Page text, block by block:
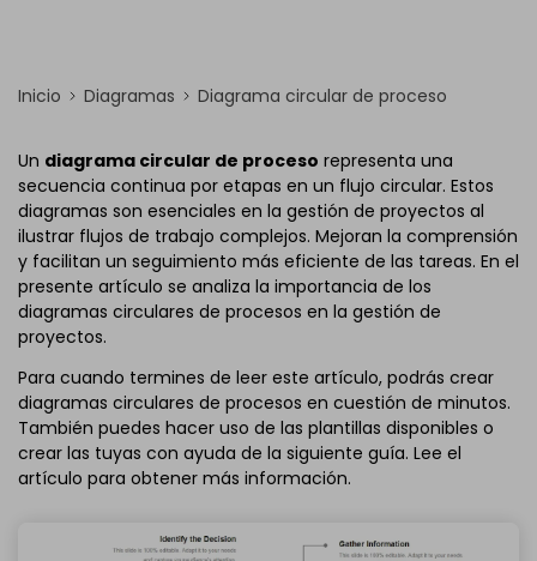
Inicio Diagramas Diagrama circular de proceso
Un diagrama circular de proceso representa una
secuencia continua por etapas en un flujo circular. Estos
diagramas son esenciales en la gestión de proyectos al
ilustrar flujos de trabajo complejos. Mejoran la comprensión
y facilitan un seguimiento más eficiente de las tareas. En el
presente artículo se analiza la importancia de los
diagramas circulares de procesos en la gestión de
proyectos.
Para cuando termines de leer este artículo, podrás crear
diagramas circulares de procesos en cuestión de minutos.
También puedes hacer uso de las plantillas disponibles o
crear las tuyas con ayuda de la siguiente guía. Lee el
artículo para obtener más información.